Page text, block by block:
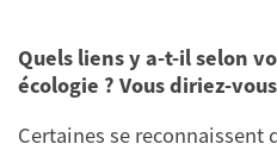
Quels liens y a-t-il selon
écologie ? Vous diriez-
Certaines se reconnaissent